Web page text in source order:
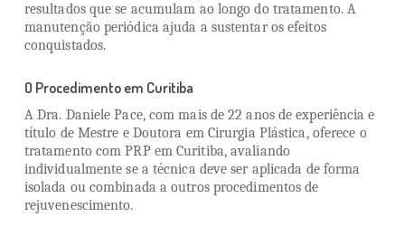
resultados que se acumulam ao longo do tratamento. A
manutenção periódica ajuda a sustentar os efeitos
conquistados.
O Procedimento em Curitiba
A Dra. Daniele Pace, com mais de 22 anos de experiência e
título de Mestre e Doutora em Cirurgia Plástica, oferece o
tratamento com PRP em Curitiba, avaliando
individualmente se a técnica deve ser aplicada de forma
isolada ou combinada a outros procedimentos de
rejuvenescimento.